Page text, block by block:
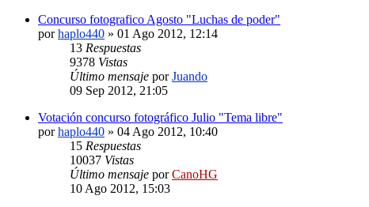
Concurso fotografico Agosto "Luchas de poder"
porhaplo440 » 01 Ago 2012, 12:14
13 Respuestas
9378 Vistas
Último mensaje porJuando
09 Sep 2012, 21:05
Votación concurso fotográfico Julio "Tema libre"
porhaplo440 » 04 Ago 2012, 10:40
15 Respuestas
10037 Vistas
Último mensaje porCanoHG
10 Ago 2012, 15:03